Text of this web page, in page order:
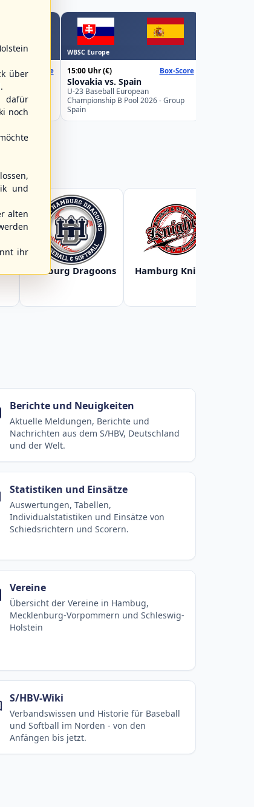
Box-Score
- Group
WBSC Europe
15:00 Uhr(€) Box-Score
Slovakia vs. Spain
U-23 Baseball European
Championship B Pool 2026 - Group
Spain
Hamburg Dragoons Hamburg Knights
Berichte und Neuigkeiten
Aktuelle Meldungen, Berichte und
Nachrichten aus dem S/HBV, Deutschland
und der Welt.
Statistiken und Einsätze
Auswertungen, Tabellen,
Individualstatistiken und Einsätze von
Schiedsrichtern und Scorern.
Vereine
Übersicht der Vereine in Hambug,
Mecklenburg-Vorpommern und Schleswig-
Holstein
S/HBV-Wiki
Verbandswissen und Historie für Baseball
und Softball im Norden - von den
Anfängen bis jetzt.
über
dafür
noch
und
alten
ihr